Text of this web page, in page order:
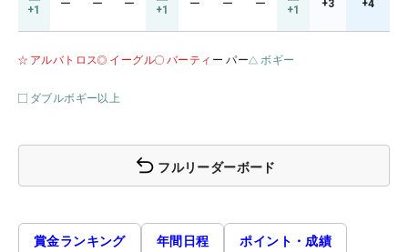
+1 ー ー ー +1 ー ー ー +1 +3 +4
アルバトロス イーグル バーティ ー パー ボギー
ダブルボギー以上
フルリーダーボード
賞金ランキング 年間日程 ポイント・成績